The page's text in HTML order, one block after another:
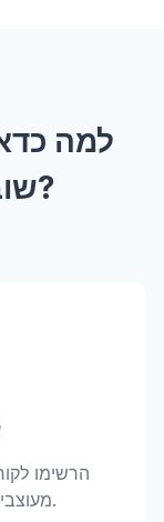
למה
שוברי המתנה שלנו?
הרשימו
מעוצבים להפליא ובעלי מראה מקצועי.